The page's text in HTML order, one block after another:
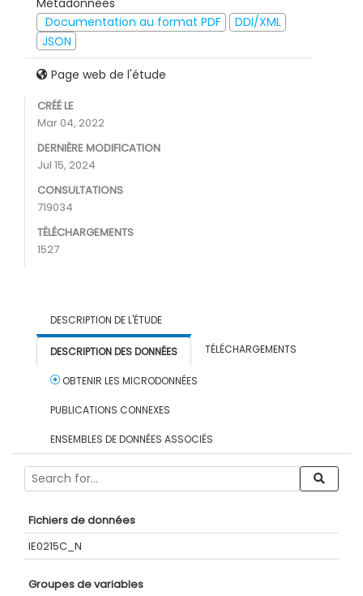
Documentation au format PDF
DDI/XML
JSON
Page web de l'étude
CRÉÉ LE
Mar 04, 2022
DERNIÈRE MODIFICATION
Jul 15, 2024
CONSULTATIONS
719034
TÉLÉCHARGEMENTS
1527
DESCRIPTION DE L'ÉTUDE
DESCRIPTION DES DONNÉES TÉLÉCHARGEMENTS
OBTENIR LES MICRODONNÉES
PUBLICATIONS CONNEXES
ENSEMBLES DE DONNÉES ASSOCIÉS
Fichiers de données
IE0215C_N
Groupes de variables